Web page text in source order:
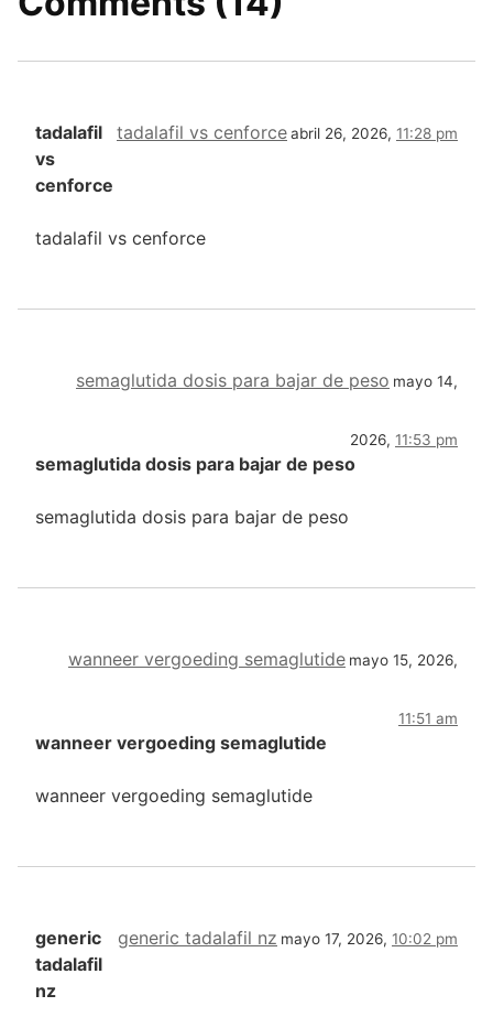
tadalafil vs cenforceabril 26, 2026, 11:28 pm
tadalafil
vs
cenforce
tadalafil vs cenforce
semaglutida dosis para bajar de peso mayo 14,
2026, 11:53 pm
semaglutida dosis para bajar de peso
semaglutida dosis para bajar de peso
wanneer vergoeding semaglutide mayo 15, 2026,
11:51 am
wanneer vergoeding semaglutide
wanneer vergoeding semaglutide
generic tadalafil nz mayo 17, 2026, 10:02 pm
generic
tadalafil
nz